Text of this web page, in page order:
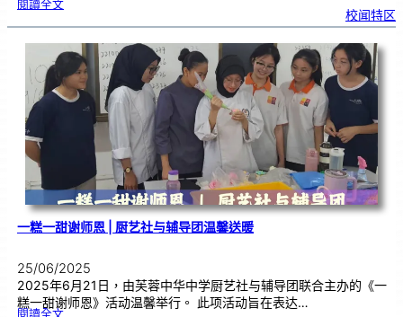
閱讀全文:2
5
全
球
侨
生
暨
侨
生
歌
唱
校闻特区
一糕一甜谢师恩 | 厨艺社与辅导团温馨送暖
25/06/2025
2025年6月21日，由芙蓉中华中学厨艺社与辅导团联合主办的《一
糕一甜谢师恩》活动温馨举行。 此项活动旨在表达…
閱讀全文: